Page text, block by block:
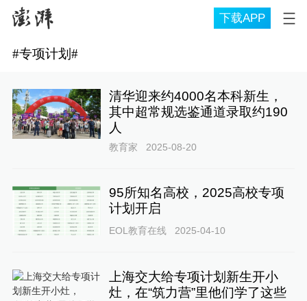
下载APP
#专项计划#
清华迎来约4000名本科新生，
其中超常规选鉴通道录取约190
人
教育家 2025-08-20
95所知名高校，2025高校专项
计划开启
EOL教育在线 2025-04-10
上海交大给专项计划新生开小
灶，在“筑力营”里他们学了这些